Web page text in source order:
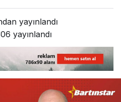
yayınlandı
yayınlandı